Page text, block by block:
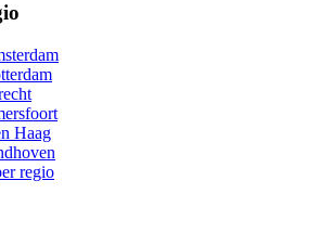
Haag
regio